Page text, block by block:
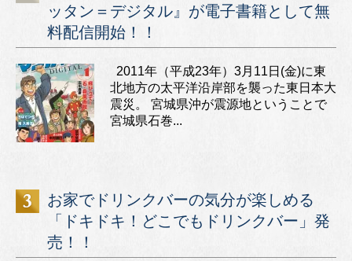
ッタン＝デジタル』が電子書籍として無
料配信開始！！
2011年（平成23年）3月11日(金)に東
北地方の太平洋沿岸部を襲った東日本大
震災。 宮城県沖が震源地ということで
宮城県石巻...
お家でドリンクバーの気分が楽しめる
「ドキドキ！どこでもドリンクバー」発
売！！